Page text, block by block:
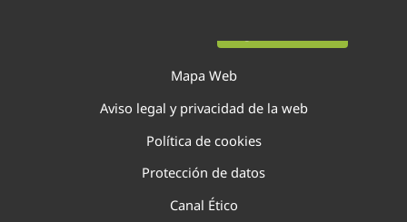
Mapa Web
Aviso legal y privacidad de la web
Política de cookies
Protección de datos
Canal Ético